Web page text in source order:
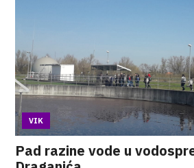
VIK
Pad razine vode u